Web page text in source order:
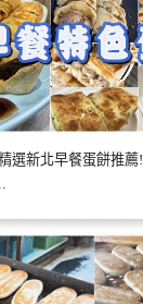
選新北早餐蛋餅推